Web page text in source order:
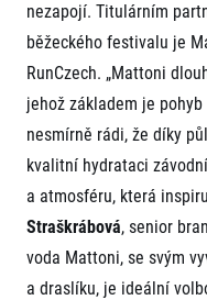
nezapojí. Titulárním
běžeckého festivalu je
RunCzech. „Mattoni
jehož základem je
nesmírně rádi, že díky
kvalitní hydrataci
a atmosféru, která
Straškrábová, senior
voda Mattoni, se svým
a draslíku, je ideální